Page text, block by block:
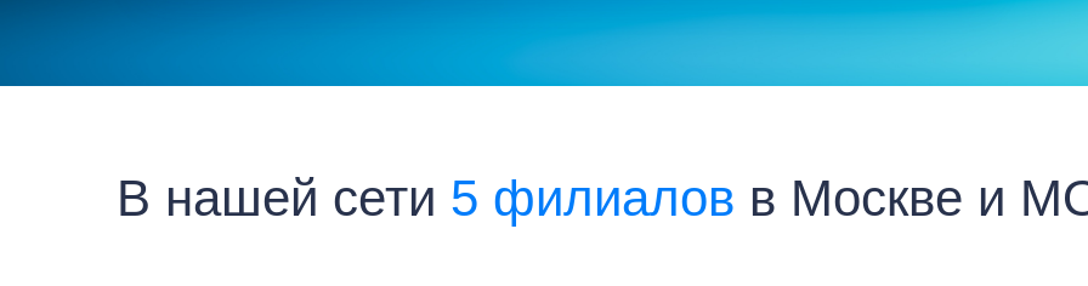
В нашей сети 5 филиалов в Москве и